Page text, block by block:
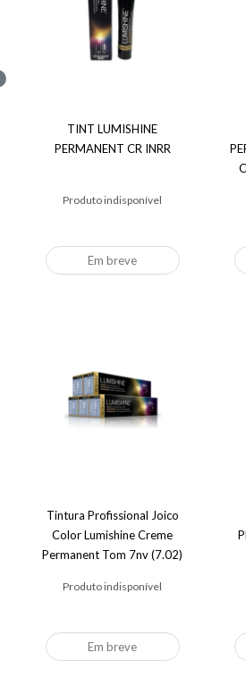
TINT LUMISHINE
PERMANENT CR INRR
Produto indisponível
Em breve
Tintura Profissional Joico
Color Lumishine Creme
Permanent Tom 7nv (7.02)
Produto indisponível
Em breve